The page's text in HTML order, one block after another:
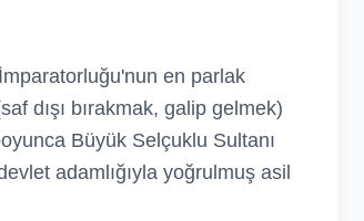
en parlak
dışı bırakmak, galip gelmek)
Büyük Selçuklu Sultanı
adamlığıyla yoğrulmuş asil